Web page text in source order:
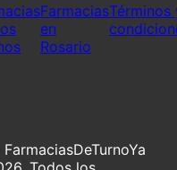
Farmacias
en
Rosario
Términos